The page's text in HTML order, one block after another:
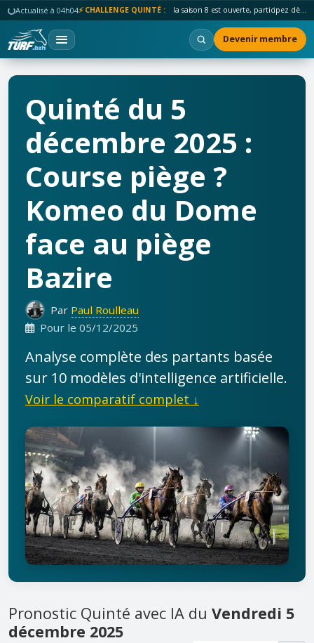
Actualisé à 04h04⚡ CHALLENGE QUINTÉ : la saison 8 est ouverte, participez dès maintenant !
Devenir membre
Quinté du 5
décembre 2025 :
Course piège ?
Komeo du Dome
face au piège
Bazire
Par Paul Roulleau
Pour le 05/12/2025
Analyse complète des partants basée
sur 10 modèles d'intelligence artificielle.
Voir le comparatif complet ↓
Pronostic Quinté avec IA du Vendredi 5
décembre 2025